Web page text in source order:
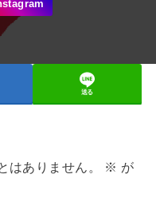
送る
はありません。 ※ が